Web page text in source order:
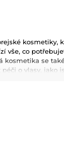
kosmetiky,
vše, co
kosmetika se
o vlasy, jako
které